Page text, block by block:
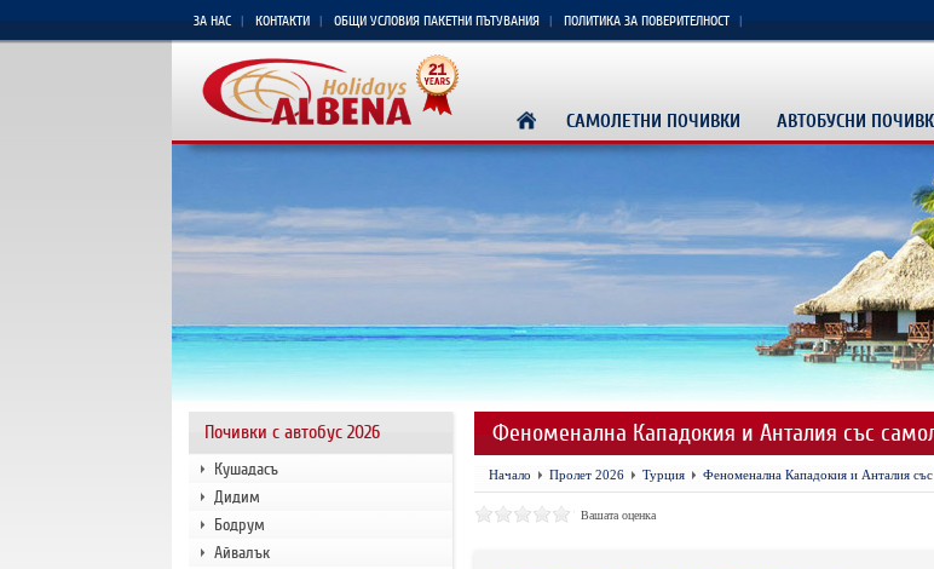
ЗА НАС КОНТАКТИ ОБЩИ УСЛОВИЯ ПАКЕТНИ ПЪТУВАНИЯ ПОЛИТИКА ЗА ПОВЕРИТЕЛНОСТ
САМОЛЕТНИ ПОЧИВКИ АВТОБУСНИ
Почивки с автобус 2026
Кушадасъ
Дидим
Бодрум
Айвалък
Феноменална Кападокия и Анталия със
Начало Пролет 2026 Турция Феноменална Кападокия и Анталия със
Вашата оценка